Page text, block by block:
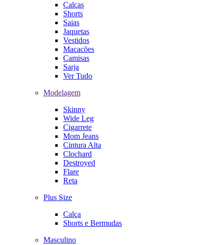
Calças
Shorts
Saias
Jaquetas
Vestidos
Macacões
Camisas
Sarja
Ver Tudo
Modelagem
Skinny
Wide Leg
Cigarrete
Mom Jeans
Cintura Alta
Clochard
Destroyed
Flare
Reta
Plus Size
Calça
Shorts e Bermudas
Masculino